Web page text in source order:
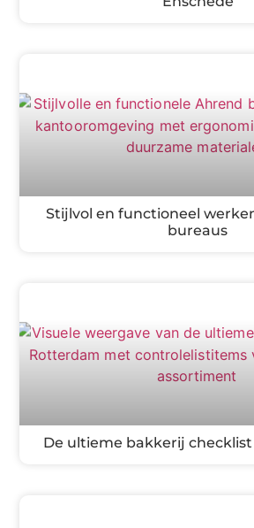
Stijlvol en functioneel
bureaus
De ultieme bakkerij